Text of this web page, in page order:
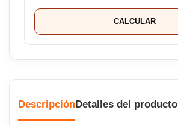
CALCULAR
DescripciónDetalles del producto